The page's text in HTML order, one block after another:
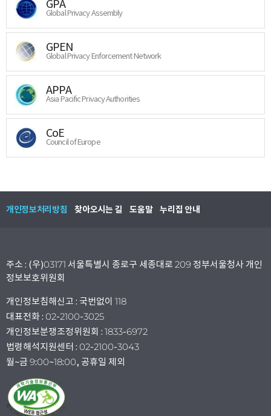
GPA
Global Privacy Assembly
GPEN
Global Privacy Enforcement Network
APPA
Asia Pacific Privacy Authorities
CoE
Council of Europe
개인정보처리방침 찾아오시는 길 도움말 누리집 안내
주소 : (우)03171 서울특별시 종로구 세종대로 209 정부서울청사 개인
정보보호위원회
개인정보침해신고 : 국번없이 118
대표전화 : 02-2100-3025
개인정보분쟁조정위원회 : 1833-6972
법령해석지원센터 : 02-2100-3043
월~금 9:00~18:00, 공휴일 제외